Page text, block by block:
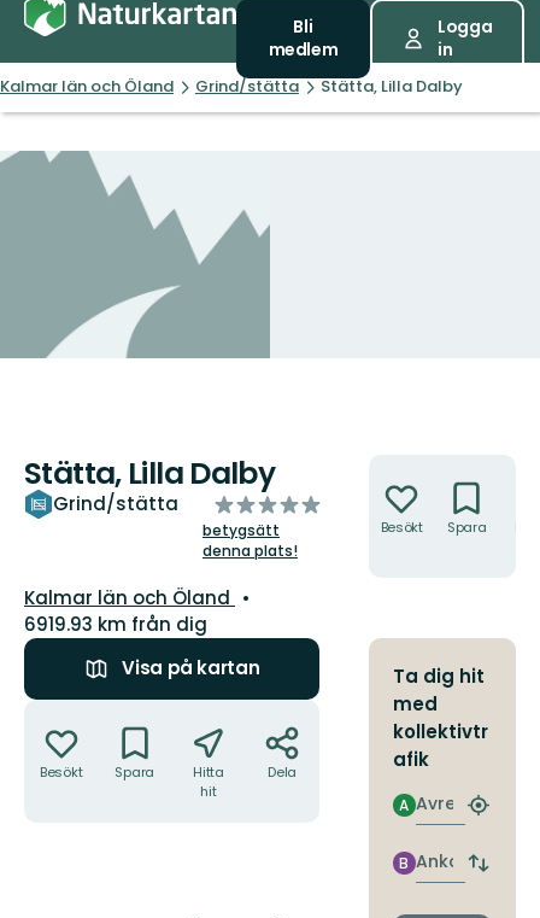
Bli
medlem
Logga
in
Kalmar län och Öland Grind/stätta Stätta, Lilla Dalby
Stätta, Lilla Dalby
Grind/stätta
av
5
stjärnor
betygsätt
denna plats!
Län:
Kalmar län och Öland
6919.93 km från dig
Visa på kartan
Besökt Spara
Hitta
hit
Dela
Besökt Spara
Ta dig hit
med
kollektivtr
afik
Avresa
A
Hitta
Ankomst
B
Byt